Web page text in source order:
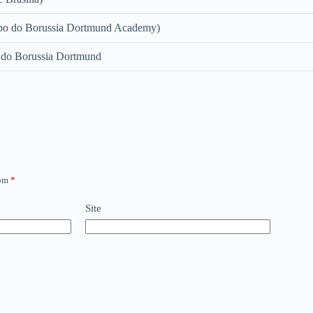
do Borussia Dortmund Academy)
Borussia Dortmund
*
Site